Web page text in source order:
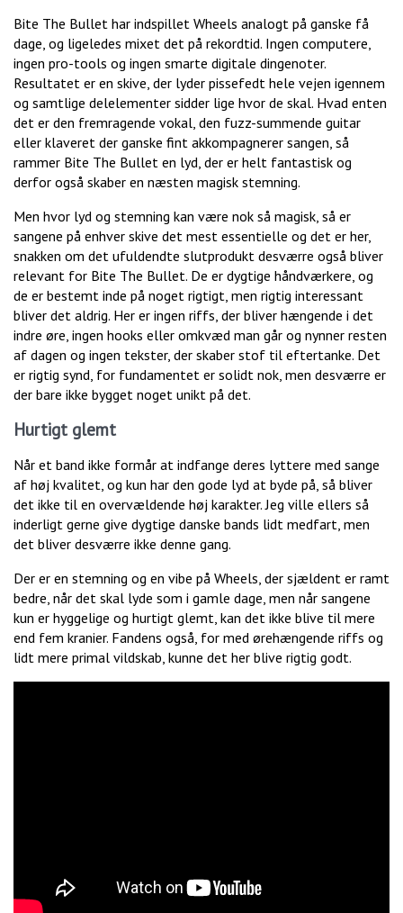
Bite The Bullet har indspillet Wheels analogt på ganske få
dage, og ligeledes mixet det på rekordtid. Ingen computere,
ingen pro-tools og ingen smarte digitale dingenoter.
Resultatet er en skive, der lyder pissefedt hele vejen igennem
og samtlige delelementer sidder lige hvor de skal. Hvad enten
det er den fremragende vokal, den fuzz-summende guitar
eller klaveret der ganske fint akkompagnerer sangen, så
rammer Bite The Bullet en lyd, der er helt fantastisk og
derfor også skaber en næsten magisk stemning.
Men hvor lyd og stemning kan være nok så magisk, så er
sangene på enhver skive det mest essentielle og det er her,
snakken om det ufuldendte slutprodukt desværre også bliver
relevant for Bite The Bullet. De er dygtige håndværkere, og
de er bestemt inde på noget rigtigt, men rigtig interessant
bliver det aldrig. Her er ingen riffs, der bliver hængende i det
indre øre, ingen hooks eller omkvæd man går og nynner resten
af dagen og ingen tekster, der skaber stof til eftertanke. Det
er rigtig synd, for fundamentet er solidt nok, men desværre er
der bare ikke bygget noget unikt på det.
Hurtigt glemt
Når et band ikke formår at indfange deres lyttere med sange
af høj kvalitet, og kun har den gode lyd at byde på, så bliver
det ikke til en overvældende høj karakter. Jeg ville ellers så
inderligt gerne give dygtige danske bands lidt medfart, men
det bliver desværre ikke denne gang.
Der er en stemning og en vibe på Wheels, der sjældent er ramt
bedre, når det skal lyde som i gamle dage, men når sangene
kun er hyggelige og hurtigt glemt, kan det ikke blive til mere
end fem kranier. Fandens også, for med ørehængende riffs og
lidt mere primal vildskab, kunne det her blive rigtig godt.